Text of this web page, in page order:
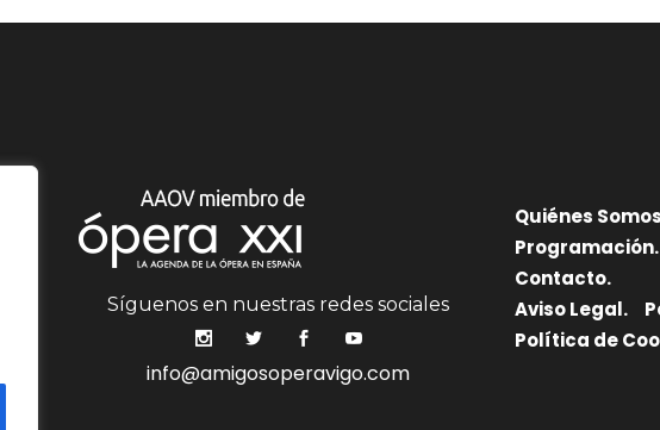
Síguenos en nuestras redes sociales
info@amigosoperavigo.com
Quiénes
Programación.
Contacto.
Aviso Legal.
Política de